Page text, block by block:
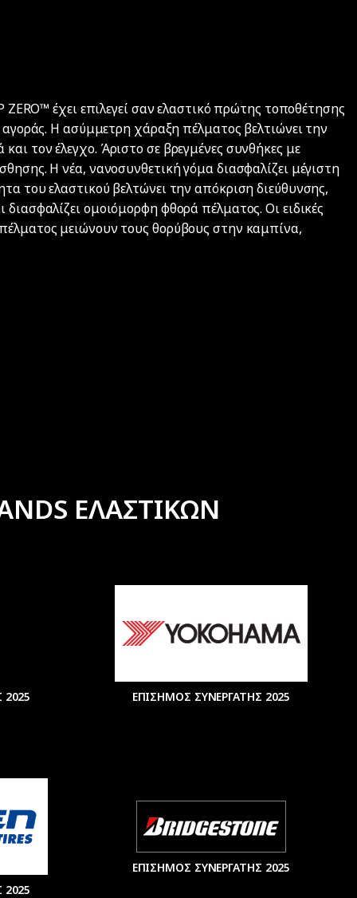
έχει επιλεγεί σαν ελαστικό πρώτης τοποθέτησης
Η ασύμμετρη χάραξη πέλματος βελτιώνει την
τον έλεγχο. Άριστο σε βρεγμένες συνθήκες με
Η νέα, νανοσυνθετική γόμα διασφαλίζει μέγιστη
του ελαστικού βελτώνει την απόκριση διεύθυνσης,
ομοιόμορφη φθορά πέλματος. Οι ειδικές
μειώνουν τους θορύβους στην καμπίνα,
ΕΛΑΣΤΙΚΩΝ
ΕΠΙΣΗΜΟΣ ΣΥΝΕΡΓΑΤΗΣ 2025
ΕΠΙΣΗΜΟΣ ΣΥΝΕΡΓΑΤΗΣ 2025